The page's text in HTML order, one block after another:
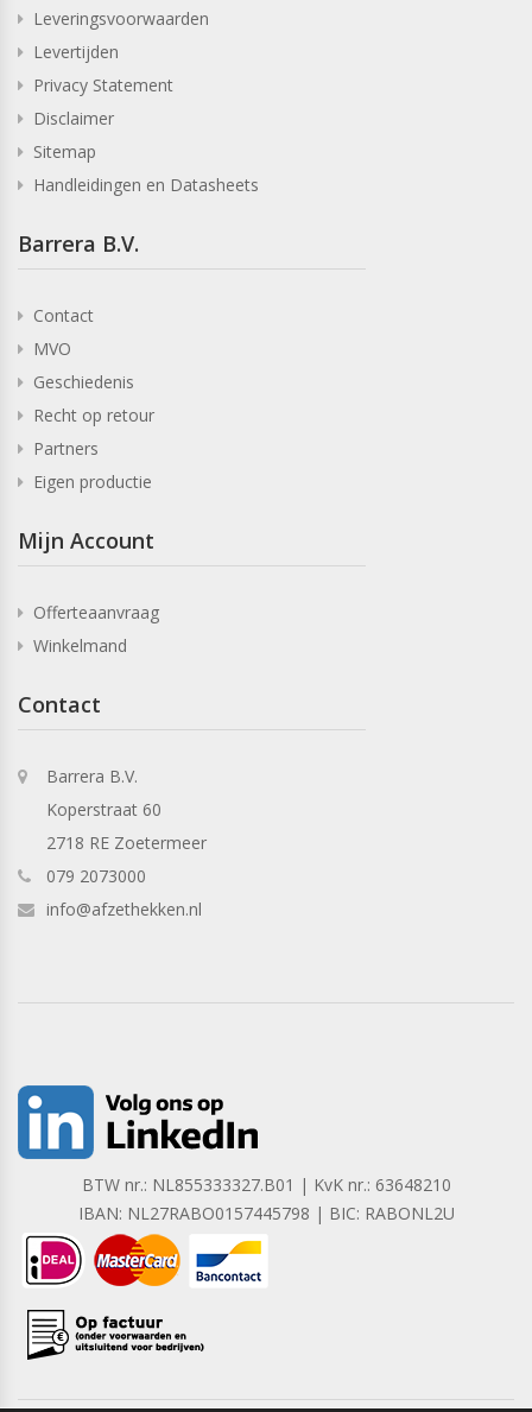
Leveringsvoorwaarden
Levertijden
Privacy Statement
Disclaimer
Sitemap
Handleidingen en Datasheets
Barrera B.V.
Contact
MVO
Geschiedenis
Recht op retour
Partners
Eigen productie
Mijn Account
Offerteaanvraag
Winkelmand
Contact
Barrera B.V.
Koperstraat 60
2718 RE Zoetermeer
079 2073000
info@afzethekken.nl
BTW nr.: NL855333327.B01 | KvK nr.: 63648210
IBAN: NL27RABO0157445798 | BIC: RABONL2U